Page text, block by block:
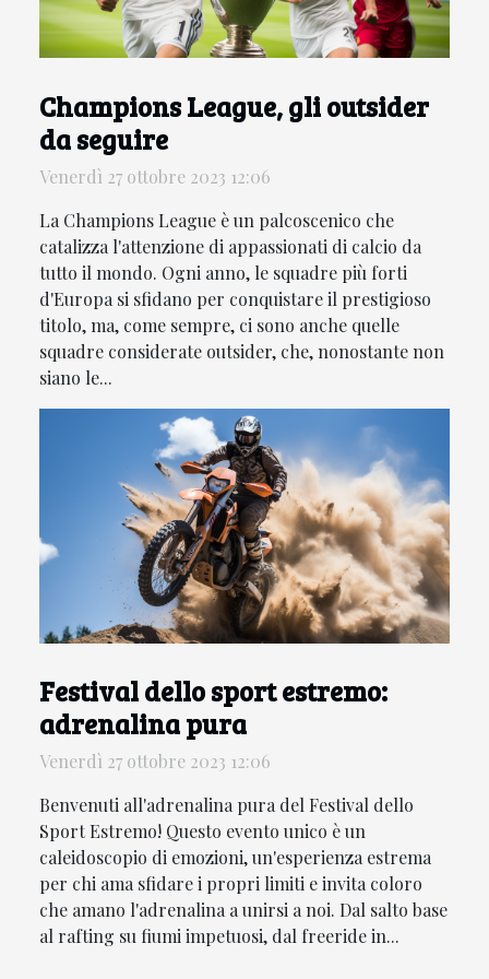
Champions League, gli outsider
da seguire
Venerdì 27 ottobre 2023 12:06
La Champions League è un palcoscenico che
catalizza l'attenzione di appassionati di calcio da
tutto il mondo. Ogni anno, le squadre più forti
d'Europa si sfidano per conquistare il prestigioso
titolo, ma, come sempre, ci sono anche quelle
squadre considerate outsider, che, nonostante non
siano le...
Festival dello sport estremo:
adrenalina pura
Venerdì 27 ottobre 2023 12:06
Benvenuti all'adrenalina pura del Festival dello
Sport Estremo! Questo evento unico è un
caleidoscopio di emozioni, un'esperienza estrema
per chi ama sfidare i propri limiti e invita coloro
che amano l'adrenalina a unirsi a noi. Dal salto base
al rafting su fiumi impetuosi, dal freeride in...